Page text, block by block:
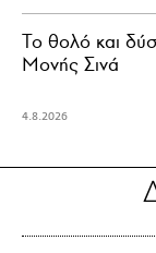
Το θολό και
Μονής Σινά
4.8.2026